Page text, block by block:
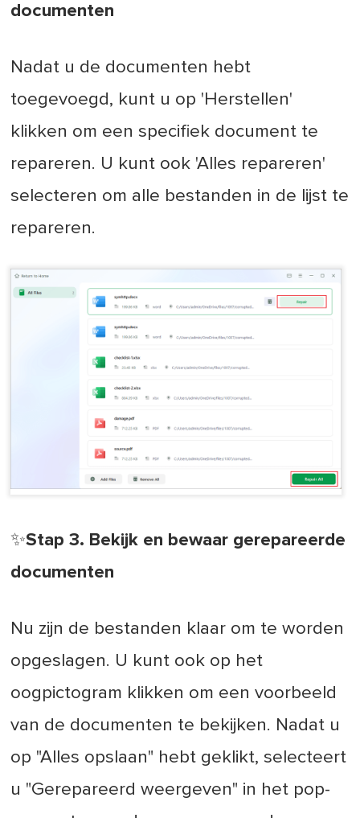
documenten
Nadat u de documenten hebt
toegevoegd, kunt u op 'Herstellen'
klikken om een specifiek document te
repareren. U kunt ook 'Alles repareren'
selecteren om alle bestanden in de lijst te
repareren.
✨Stap 3. Bekijk en bewaar gerepareerde
documenten
Nu zijn de bestanden klaar om te worden
opgeslagen. U kunt ook op het
oogpictogram klikken om een voorbeeld
van de documenten te bekijken. Nadat u
op "Alles opslaan" hebt geklikt, selecteert
u "Gerepareerd weergeven" in het pop-